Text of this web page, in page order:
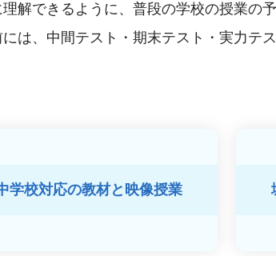
解できるように、普段の学校の授業の
は、中間テスト・期末テスト・実力テ
学校対応の教材と映像授業